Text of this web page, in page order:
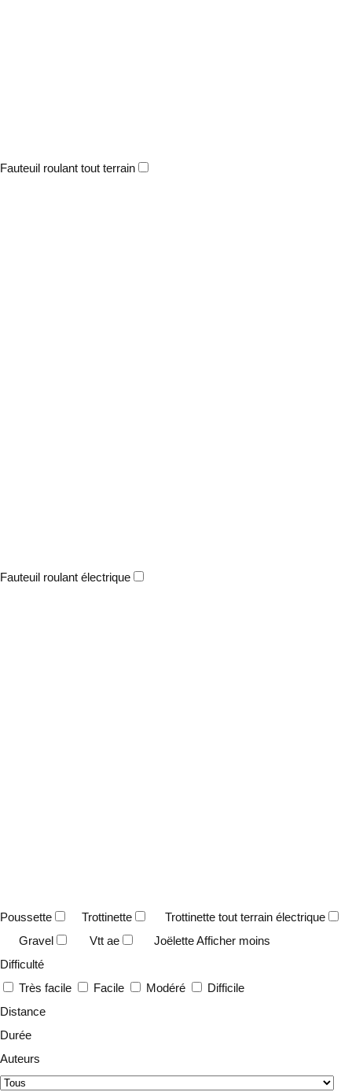
Fauteuil roulant tout terrain
Fauteuil roulant électrique
Poussette Trottinette
Trottinette tout terrain électrique
Gravel
Vtt ae JoëletteAfficher moins
Difficulté
Très facile
Facile Modéré
Difficile
Distance
Durée
Auteurs